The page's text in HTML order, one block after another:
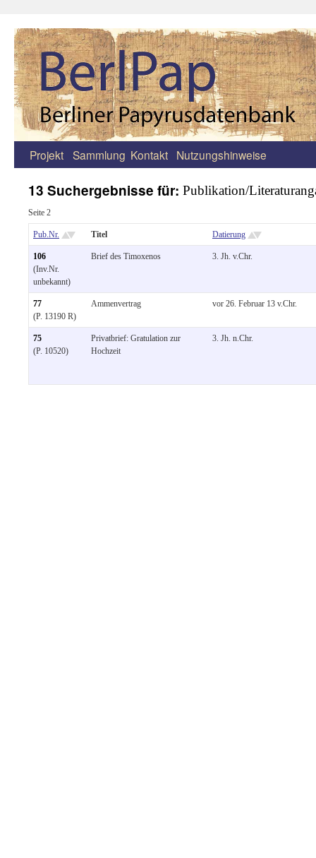
Zum
springen
Projekt Sammlung Kontakt Nutzungshinweise
13 Suchergebnisse für: Publikation/
Seite 2
Pub.Nr. Titel Datierung
106
(Inv.Nr.
unbekannt)
Brief des Timoxenos 3. Jh. v.Chr.
77
(P. 13190 R)
Ammenvertrag vor 26. Februar 13 v.Chr.
75
(P. 10520)
Privatbrief: Gratulation zur
Hochzeit
3. Jh. n.Chr.